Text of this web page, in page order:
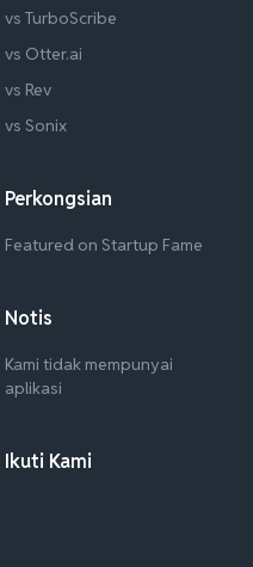
vs TurboScribe
vs Otter.ai
vs Rev
vs Sonix
Perkongsian
Featured on Startup Fame
Notis
Kami tidak mempunyai
aplikasi
Ikuti Kami